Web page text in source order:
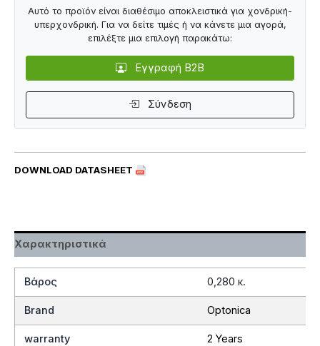
DOWNLOAD DATASHEET
Αυτό το προϊόν είναι διαθέσιμο αποκλειστικά για χονδρική-
υπερχονδρική. Για να δείτε τιμές ή να κάνετε μια αγορά,
επιλέξτε μια επιλογή παρακάτω:
Εγγραφή B2B
Σύνδεση
Χαρακτηριστικά
Βάρος 0,280 κ.
Brand Optonica
warranty 2 Years